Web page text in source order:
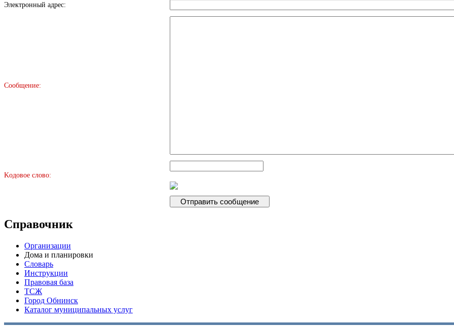
Электронный адрес:
Сообщение:
Kодовое слово:
Справочник
Организации
Дома и планировки
Словарь
Инструкции
Правовая база
ТСЖ
Город Обнинск
Каталог муниципальных услуг